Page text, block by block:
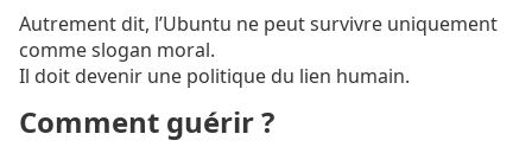
Autrement dit, l’Ubuntu ne peut survivre uniquement
comme slogan moral.
Il doit devenir une politique du lien humain.
Comment guérir ?